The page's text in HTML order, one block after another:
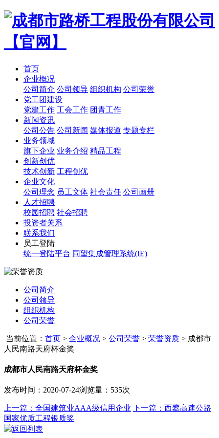
首页
企业概况
公司简介 公司领导 组织机构 公司荣誉
党工团建设
党建工作 工会工作 团青工作
新闻资讯
公司公告 公司新闻 媒体报道 专题专栏
业务领域
旗下企业 业务介绍 精品工程
创新创优
技术创新 工程创优
企业文化
公司理念 员工文体 社会责任 公司画册
人才招聘
校园招聘 社会招聘
投资者关系
联系我们
员工登陆
统一登陆平台 同望集成管理系统(IE)
公司简介
公司领导
组织机构
公司荣誉
当前位置： 首页 > 企业概况 > 公司荣誉 > 荣誉资质 > 成都市
人民南路天府杯金奖
成都市人民南路天府杯金奖
发布时间：2020-07-24浏览量：535次
上一篇：全国建筑业AAA级信用企业 下一篇：西攀高速公路
国家优质工程银质奖
返回列表